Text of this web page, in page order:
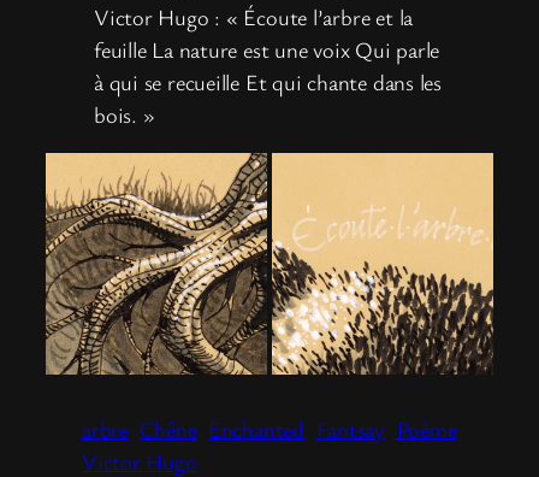
Victor Hugo : « Écoute l’arbre et la
feuille La nature est une voix Qui parle
à qui se recueille Et qui chante dans les
bois. »
arbre Chêne Enchanted Fantsay Poème
Victor Hugo